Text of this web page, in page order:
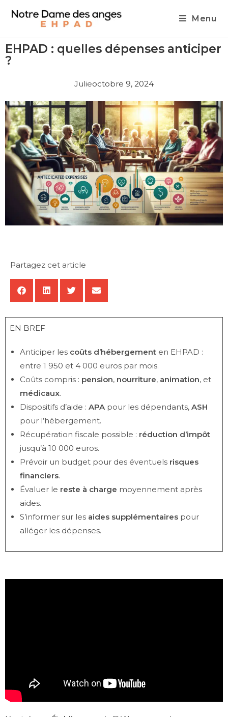
Menu
EHPAD : quelles dépenses anticiper
?
Julieoctobre 9, 2024
Partagez cet article
EN BREF
Anticiper les coûts d’hébergementen EHPAD :
entre 1 950 et 4 000 euros par mois.
Coûts compris : pension, nourriture, animation, et
médicaux.
Dispositifs d’aide : APApour les dépendants, ASH
pour l’hébergement.
Récupération fiscale possible : réduction d’impôt
jusqu’à 10 000 euros.
Prévoir un budget pour des éventuels risques
financiers.
Évaluer le reste à charge moyennement après
aides.
S’informer sur les aides supplémentairespour
alléger les dépenses.